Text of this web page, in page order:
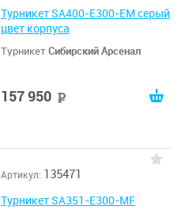
Турникет SA400-E300-EM серый
цвет корпуса
ТурникетСибирский Арсенал
157 950
Артикул: 135471
Турникет SA351-E300-MF